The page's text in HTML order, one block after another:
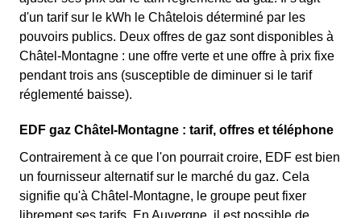
d'un tarif sur le kWh le Châtelois déterminé par les
pouvoirs publics. Deux offres de gaz sont disponibles à
Châtel-Montagne : une offre verte et une offre à prix fixe
pendant trois ans (susceptible de diminuer si le tarif
réglementé baisse).
EDF gaz Châtel-Montagne : tarif, offres et téléphone
Contrairement à ce que l'on pourrait croire, EDF est bien
un fournisseur alternatif sur le marché du gaz. Cela
signifie qu'à Châtel-Montagne, le groupe peut fixer
librement ses tarifs. En Auvergne, il est possible de